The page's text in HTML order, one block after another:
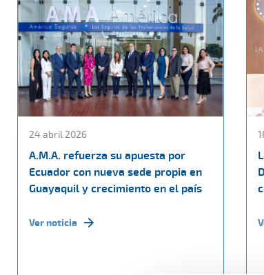
24 abril 2026
A.M.A. refuerza su apuesta por
Ecuador con nueva sede propia en
Guayaquil y crecimiento en el país
Ver noticia